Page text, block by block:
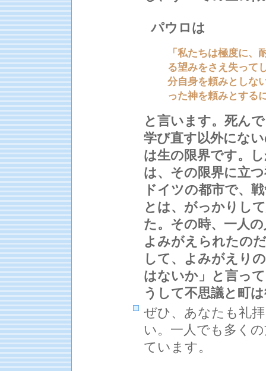
パウロは
「私たちは極度に
る望みをさえ失って
分自身を頼みとしな
った神を頼みとする
と言います。死ん
学び直す以外にな
は生の限界です。
は、その限界に立
ドイツの都市で、
とは、がっかりし
た。その時、一人
よみがえられたの
して、よみがえり
はないか」と言っ
うして不思議と町
ぜひ、あなたも礼
い。一人でも多く
ています。